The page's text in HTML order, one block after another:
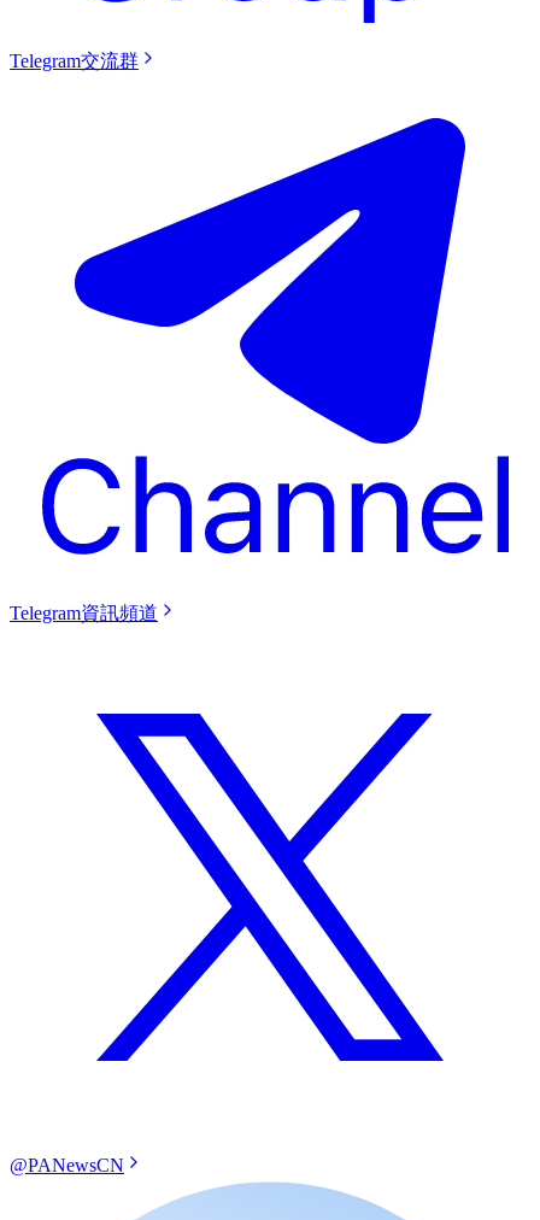
Telegram交流群
Telegram資訊頻道
@PANewsCN